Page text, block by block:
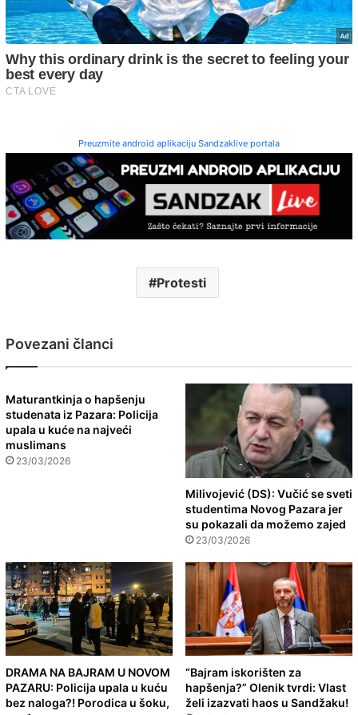
Preuzmite android aplikaciju Sandzaklive portala
Protesti
Povezani članci
Maturantkinja o hapšenju
studenata iz Pazara: Policija
upala u kuće na najveći
muslimans
23/03/2026
Milivojević (DS): Vučić se sveti
studentima Novog Pazara jer
su pokazali da možemo zajed
23/03/2026
DRAMA NA BAJRAM U NOVOM
PAZARU: Policija upala u kuću
bez naloga?! Porodica u šoku,
“Bajram iskorišten za
hapšenja?” Olenik tvrdi: Vlast
želi izazvati haos u Sandžaku!